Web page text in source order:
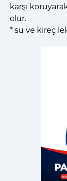
karşı
olur.
* su ve kireç